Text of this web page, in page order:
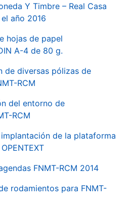
Y Timbre – Real Casa
año 2016
hojas de papel
A-4 de 80 g.
de diversas pólizas de
RCM
del entorno de
RCM
de la plataforma
FNMT-RCM 2014
rodamientos para FNMT-